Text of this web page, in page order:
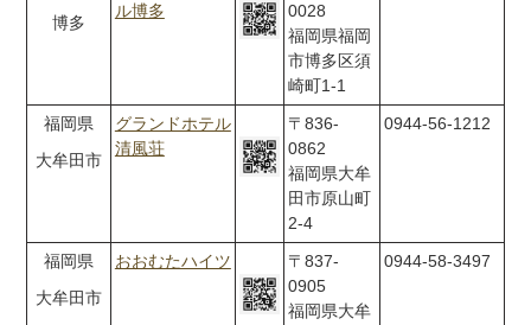
博多
ル博多
0028
福岡県福岡
市博多区須
崎町1-1
福岡県
大牟田市
グランドホテル
清風荘
〒836-
0862
福岡県大牟
田市原山町
2-4
0944-56-1212
福岡県
大牟田市
おおむたハイツ
〒837-
0905
福岡県大牟
0944-58-3497